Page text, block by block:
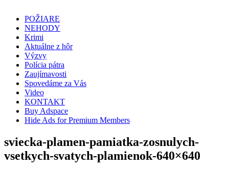
POŽIARE
NEHODY
Krimi
Aktuálne z hôr
Výzvy
Polícia pátra
Zaujímavosti
Spovedáme za Vás
Video
KONTAKT
Buy Adspace
Hide Ads for Premium Members
sviecka-plamen-pamiatka-zosnulych-
vsetkych-svatych-plamienok-640×640